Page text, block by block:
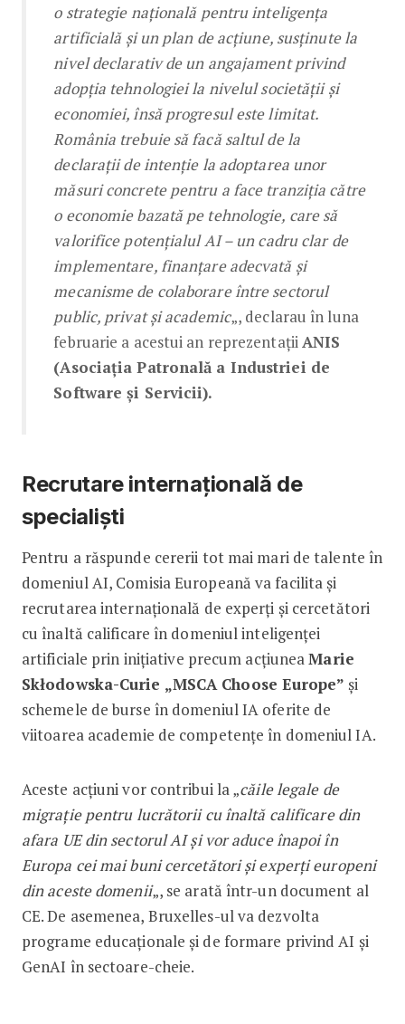
o strategie națională pentru inteligența
artificială și un plan de acțiune, susținute la
nivel declarativ de un angajament privind
adopția tehnologiei la nivelul societății și
economiei, însă progresul este limitat.
România trebuie să facă saltul de la
declarații de intenție la adoptarea unor
măsuri concrete pentru a face tranziția către
o economie bazată pe tehnologie, care să
valorifice potențialul AI – un cadru clar de
implementare, finanțare adecvată și
mecanisme de colaborare între sectorul
public, privat și academic„, declarau în luna
februarie a acestui an reprezentațiiANIS
(Asociaţia Patronală a Industriei de
Software și Servicii).
Recrutare internațională de
specialiști
Pentru a răspunde cererii tot mai mari de talente în
domeniul AI, Comisia Europeană va facilita și
recrutarea internațională de experți și cercetători
cu înaltă calificare în domeniul inteligenței
artificiale prin inițiative precum acțiuneaMarie
Skłodowska-Curie „MSCA Choose Europe” și
schemele de burse în domeniul IA oferite de
viitoarea academie de competențe în domeniul IA.
Aceste acțiuni vor contribui la „căile legale de
migrație pentru lucrătorii cu înaltă calificare din
afara UE din sectorul AI și vor aduce înapoi în
Europa cei mai buni cercetători și experți europeni
din aceste domenii„, se arată într-un document al
CE. De asemenea, Bruxelles-ul va dezvolta
programe educaționale și de formare privind AI și
GenAI în sectoare-cheie.